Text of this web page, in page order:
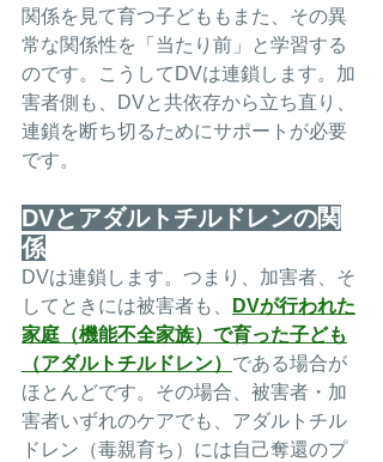
関係を見て育つ子どももまた、その異
常な関係性を「当たり前」と学習する
のです。こうしてDVは連鎖します。加
害者側も、DVと共依存から立ち直り、
連鎖を断ち切るためにサポートが必要
です。
DVとアダルトチルドレンの関
係
DVは連鎖します。つまり、加害者、そ
してときには被害者も、
DVが行われた
家庭（機能不全家族）で育った子ども
（アダルトチルドレン） である場合が
ほとんどです。その場合、被害者・加
害者いずれのケアでも、アダルトチル
ドレン（毒親育ち）には自己奪還のプ